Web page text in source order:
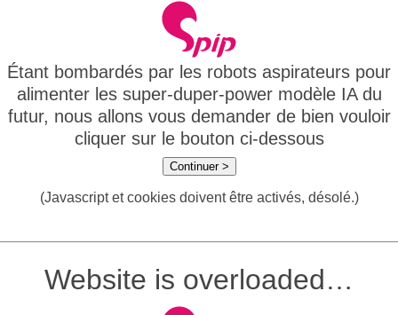
Étant bombardés par les robots aspirateurs pour
alimenter les super-duper-power modèle IA du
futur, nous allons vous demander de bien vouloir
cliquer sur le bouton ci-dessous
Continuer >
(Javascript et cookies doivent être activés, désolé.)
Website is overloaded…